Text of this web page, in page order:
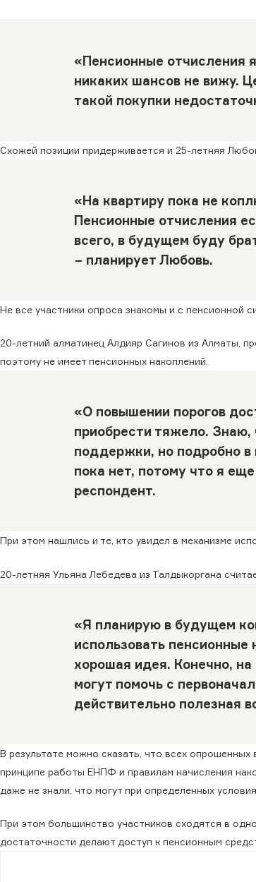
«Пенсионные отчисления
никаких шансов не вижу.
такой покупки
Схожей позиции придерживается и 25-летняя
«На квартиру пока не
Пенсионные отчисления
всего, в будущем буду
− планирует Любовь.
Не все участники опроса знакомы и с пенсионной
20-летний алматинец Алдияр Сагинов из Алматы,
поэтому не имеет пенсионных накоплений.
«О повышении порогов
приобрести тяжело.
поддержки, но подробно в
пока нет, потому что я
респондент.
При этом нашлись и те, кто увидел в механизме
20-летняя Ульяна Лебедева из Талдыкоргана
«Я планирую в будущем
использовать
хорошая идея. Конечно,
могут помочь с
действительно полезная
В результате можно сказать, что всех
принципе работы ЕНПФ и правилам начисления
даже не знали, что могут при определенных
При этом большинство участников сходятся в
достаточности делают доступ к пенсионным